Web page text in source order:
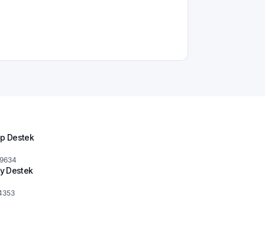
Destek
Destek